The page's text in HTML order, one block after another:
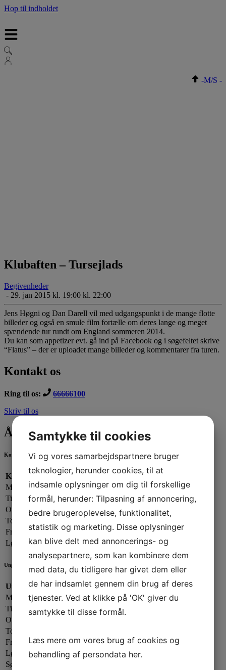
Hop til indholdet
-M/S -
Klubaften – Tursejlads
Begivenheder
- 29. jan 2015 kl. 19:00 kl. 22:00
Jens Høgni og Dan Darell vil med udgangspunkt i de mange flotte
billeder og også en smule film fortælle om deres lange og meget
spændende tur rundt om England sommeren 2014.
Du kan som appetizer evt. gå ind på Facebook og i søgefeltet skrive
“Flatus” – der er uploadet mange billeder og kommentarer fra turen.
Kontakt os
Ring til os:
66666100
Skriv til os
Åbningstider
Kontorets åbningstider
Kontorets åbningstider:
Mandag:
13.00 - 19.00
Tirsdag:
13.00 - 17.00
Onsdag:
09.00 - 13.00
Torsdag:
Fredag:
13.00 - 16.00
Lørdag - Søndag: Lukket
Ungdomsafdelingen
Ungdomsafdelingen:
Mandag: 17.00 - 20.00
Tirsdag:
Lukket
Onsdag:
17.00 - 20.00
Torsdag:
Fredag:
Lukket
Lørdag:
Efter aftale
Søndag:
Samtykke til cookies
Vi og vores samarbejdspartnere bruger
teknologier, herunder cookies, til at
indsamle oplysninger om dig til forskellige
formål, herunder: Tilpasning af annoncering,
bedre brugeroplevelse, funktionalitet,
statistik og marketing. Disse oplysninger
kan blive delt med annoncerings- og
analysepartnere, som kan kombinere dem
med data, du tidligere har givet dem eller
de har indsamlet gennem din brug af deres
tjenester. Ved at klikke på 'OK' giver du
samtykke til disse formål.
Læs mere om vores brug af cookies og
behandling af persondata her.